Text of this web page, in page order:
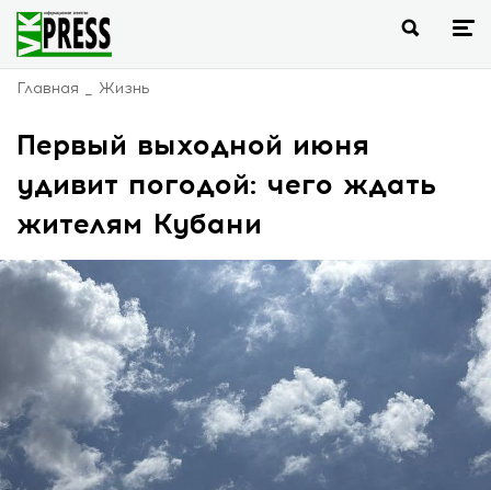
Главная Жизнь
Первый выходной июня
удивит погодой: чего ждать
жителям Кубани